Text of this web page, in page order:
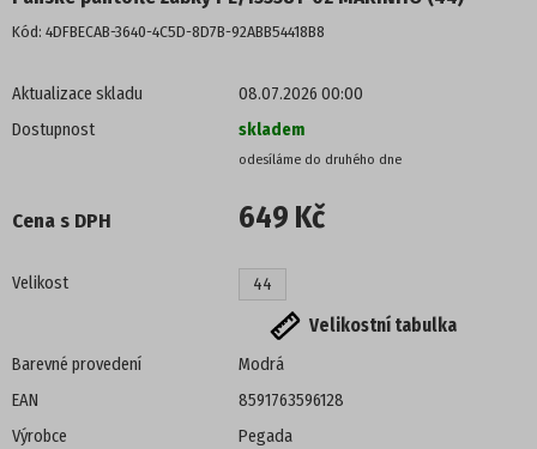
ZIMNÍ OBUV
PANTOFLE, ŽABKY
Kód: 4DFBECAB-3640-4C5D-8D7B-92ABB54418B8
Aktualizace skladu
08.07.2026 00:00
Dostupnost
skladem
Cena s DPH 649 Kč
Velikost
44
Velikostní tabulka
Barevné provedení
Modrá
EAN
8591763596128
Výrobce
Pegada